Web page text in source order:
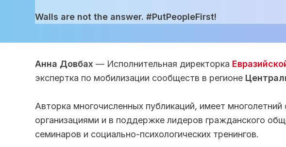
Walls are not the answer. #PutPeopleFirst!
Анна Довбах — Исполнительная директорка
экспертка по мобилизации сообществ в регионе
Авторка многочисленных публикаций, имеет
организациями и в поддержке лидеров гражданского
семинаров и социально-психологических тренингов.